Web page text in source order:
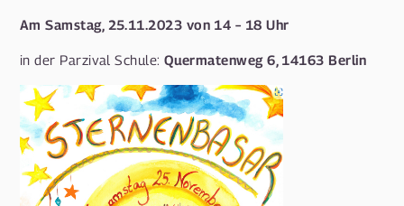
Am Samstag, 25.11.2023 von 14 – 18 Uhr
in der Parzival Schule:Quermatenweg 6, 14163 Berlin